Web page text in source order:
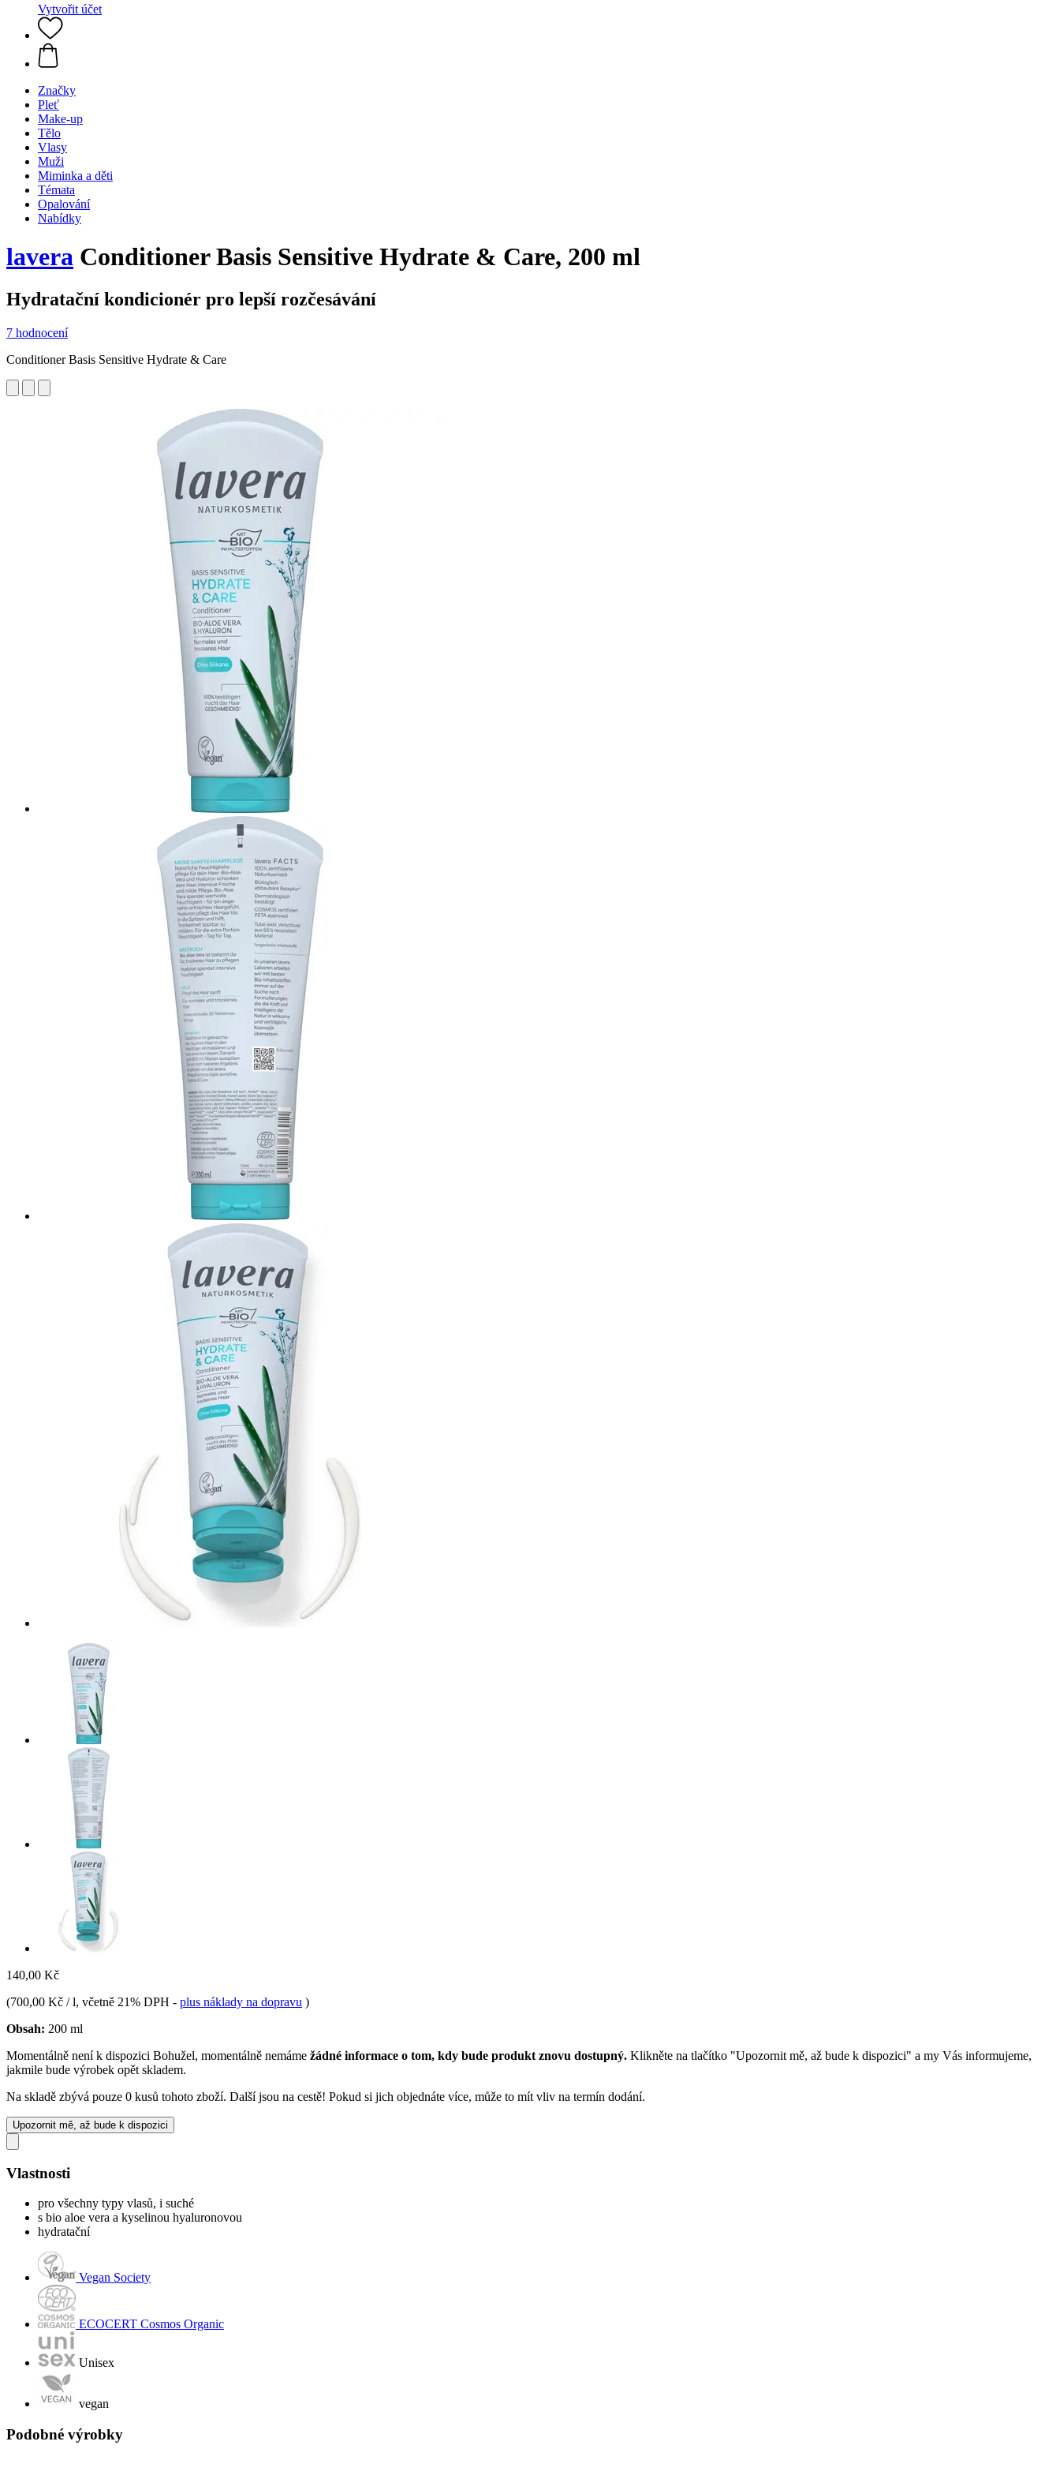
Vytvořit účet
Značky
Pleť
Make-up
Tělo
Vlasy
Muži
Miminka a děti
Témata
Opalování
Nabídky
lavera Conditioner Basis Sensitive Hydrate & Care, 200 ml
Hydratační kondicionér pro lepší rozčesávání
7 hodnocení
Conditioner Basis Sensitive Hydrate & Care
140,00 Kč
(700,00 Kč / l, včetně 21% DPH - plus náklady na dopravu )
Obsah: 200 ml
Momentálně není k dispozici Bohužel, momentálně nemáme žádné informace o tom, kdy bude produkt znovu dostupný. Klikněte na tlačítko "Upozornit mě, až bude k dispozici" a my Vás informujeme,
jakmile bude výrobek opět skladem.
Na skladě zbývá pouze 0 kusů tohoto zboží. Další jsou na cestě! Pokud si jich objednáte více, může to mít vliv na termín dodání.
Upozornit mě, až bude k dispozici
Vlastnosti
pro všechny typy vlasů, i suché
s bio aloe vera a kyselinou hyaluronovou
hydratační
Vegan Society
ECOCERT Cosmos Organic
Unisex
vegan
Podobné výrobky